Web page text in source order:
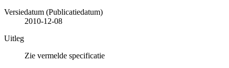
Versiedatum (Publicatiedatum)
2010-12-08
Uitleg
Zie vermelde specificatie